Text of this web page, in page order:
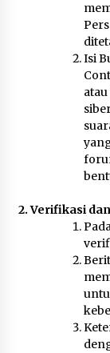
Bupati H. Jarot
NTB, Dukung
Publik di
3 hari ago
Bupati H. Jarot
Publik, Empat
Diluncurkan
3 hari ago
Jasa Raharja
3 hari ago
Dirut Jasa
Penanganan
RS PHC Surabaya
Isi
2. Verifikasi